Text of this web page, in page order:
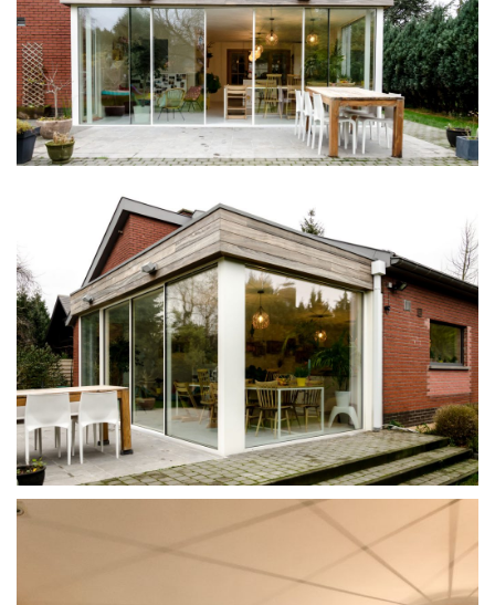
RÉSEAU
À PROPOS
TÉLÉCHARGEMENTS
DEVENEZ PARTENAIRE
CONTACT FRANCE
DIMOS@ORAMAMINIMALFRAMES.COM
+30 6947567344
LOGIN